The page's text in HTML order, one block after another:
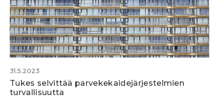
31.5.2023
Tukes selvittää parvekekaidejärjestelmien
turvallisuutta